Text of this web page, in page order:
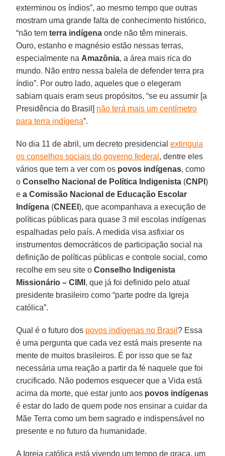
exterminou os índios”, ao mesmo tempo que outras
mostram uma grande falta de conhecimento histórico,
“não temterra indígena onde não têm minerais.
Ouro, estanho e magnésio estão nessas terras,
especialmente na Amazônia, a área mais rica do
mundo. Não entro nessa balela de defender terra pra
índio”. Por outro lado, aqueles que o elegeram
sabiam quais eram seus propósitos, “se eu assumir [a
Presidência do Brasil] não terá mais um centímetro
para terra indígena”.
No dia 11 de abril, um decreto presidencialextinguia
os conselhos sociais do governo federal , dentre eles
vários que tem a ver com os povos indígenas, como
oConselho Nacional de Política Indigenista (CNPI)
ea Comissão Nacional de Educação Escolar
Indígena (CNEEI), que acompanhava a execução de
políticas públicas para quase 3 mil escolas indígenas
espalhadas pelo país. A medida visa asfixiar os
instrumentos democráticos de participação social na
definição de políticas públicas e controle social, como
recolhe em seu site oConselho Indigenista
Missionário – CIMI , que já foi definido pelo atual
presidente brasileiro como “parte podre da Igreja
católica”.
Qual é o futuro dos povos indígenas no Brasil? Essa
é uma pergunta que cada vez está mais presente na
mente de muitos brasileiros. É por isso que se faz
necessária uma reação a partir da fé naquele que foi
crucificado. Não podemos esquecer que a Vida está
acima da morte, que estar junto aos povos indígenas
é estar do lado de quem pode nos ensinar a cuidar da
Mãe Terra como um bem sagrado e indispensável no
presente e no futuro da humanidade.
A Igreja católica está vivendo um tempo de graça, um